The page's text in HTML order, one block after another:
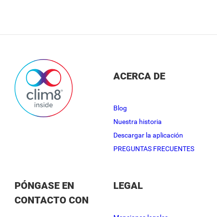
ACERCA DE
Blog
Nuestra historia
Descargar la aplicación
PREGUNTAS FRECUENTES
PÓNGASE EN
CONTACTO CON
LEGAL